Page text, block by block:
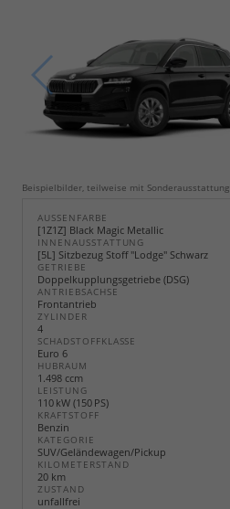
Beispielbilder, teilweise mit Sonderausstattung
AUSSENFARBE
[1Z1Z] Black Magic Metallic
INNENAUSSTATTUNG
[5L] Sitzbezug Stoff "Lodge" Schwarz
GETRIEBE
Doppelkupplungsgetriebe (DSG)
ANTRIEBSACHSE
Frontantrieb
ZYLINDER
4
SCHADSTOFFKLASSE
Euro 6
HUBRAUM
1.498 ccm
LEISTUNG
110 kW (150 PS)
KRAFTSTOFF
Benzin
KATEGORIE
SUV/Geländewagen/Pickup
KILOMETERSTAND
20 km
ZUSTAND
unfallfrei